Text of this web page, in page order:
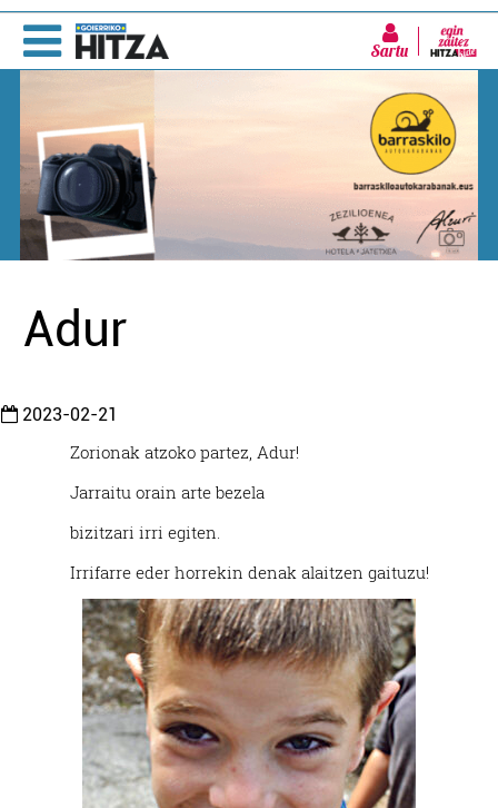
Sartu
Adur
2023-02-21
Zorionak atzoko partez, Adur!
Jarraitu orain arte bezela
bizitzari irri egiten.
Irrifarre eder horrekin denak alaitzen gaituzu!